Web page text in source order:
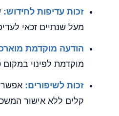
זכות עדיפות לחידוש:
מעל שנתיים זכאי
הודעה מוקדמת
מוקדמת לפינוי במקום 30 יום
זכות לשיפורים:
קלים ללא אישור